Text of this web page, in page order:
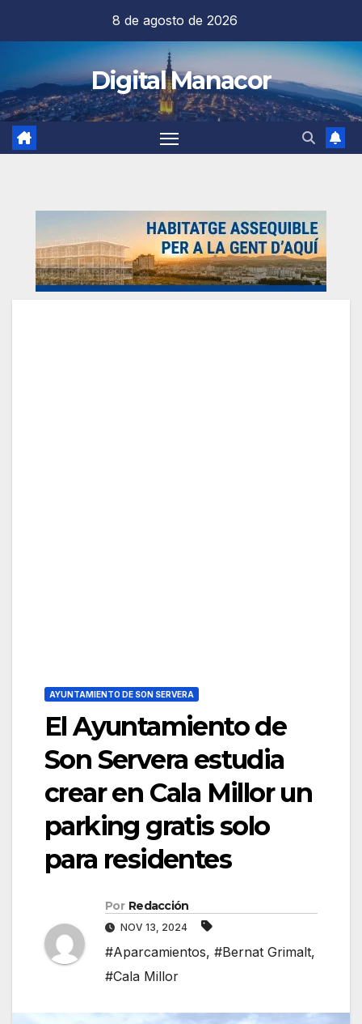
contenido
8 de agosto de 2026
Digital Manacor
AYUNTAMIENTO DE SON SERVERA
El Ayuntamiento de
Son Servera estudia
crear en Cala Millor un
parking gratis solo
para residentes
Por Redacción
NOV 13, 2024
#Aparcamientos, #Bernat Grimalt,
#Cala Millor